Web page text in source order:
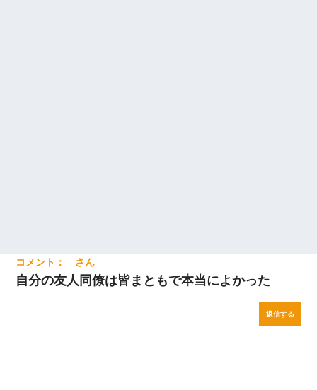
自分の友人同僚は皆まともで本当によかった
返信する